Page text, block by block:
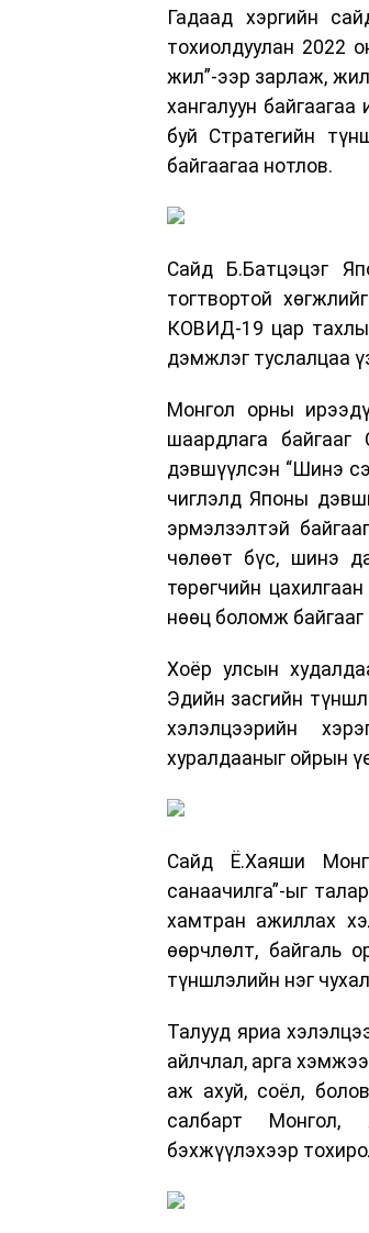
Гадаад хэргийн
тохиолдуулан 2022
жил”-ээр зарлаж,
хангалуун
буй Стратегийн
байгаагаа нотлов.
Сайд Б.Батцэцэг
тогтвортой
КОВИД-19 цар
дэмжлэг туслалцаа
Монгол орны
шаардлага
дэвшүүлсэн “Шинэ
чиглэлд Японы
эрмэлзэлтэй
чөлөөт бүс, шинэ
төрөгчийн
нөөц боломж байгааг
Хоёр улсын
Эдийн засгийн
хэлэлцээрийн
хуралдааныг ойрын
Сайд Ё.Хаяши
санаачилга”-ыг
хамтран ажиллах
өөрчлөлт, байгаль
түншлэлийн нэг
Талууд яриа
айлчлал, арга
аж ахуй, соёл,
салбарт Монгол,
бэхжүүлэхээр